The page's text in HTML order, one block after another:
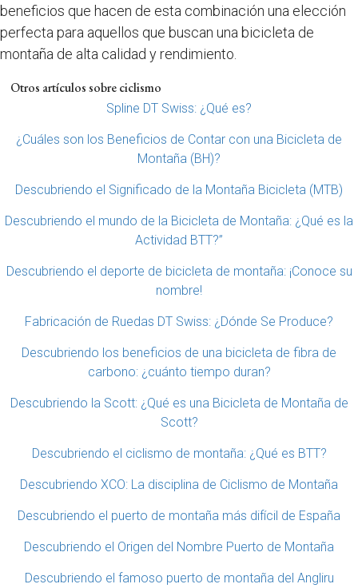
beneficios que hacen de esta combinación una elección
perfecta para aquellos que buscan una bicicleta de
montaña de alta calidad y rendimiento.
Otros artículos sobre ciclismo
Spline DT Swiss: ¿Qué es?
¿Cuáles son los Beneficios de Contar con una Bicicleta de
Montaña (BH)?
Descubriendo el Significado de la Montaña Bicicleta (MTB)
Descubriendo el mundo de la Bicicleta de Montaña: ¿Qué es la
Actividad BTT?”
Descubriendo el deporte de bicicleta de montaña: ¡Conoce su
nombre!
Fabricación de Ruedas DT Swiss: ¿Dónde Se Produce?
Descubriendo los beneficios de una bicicleta de fibra de
carbono: ¿cuánto tiempo duran?
Descubriendo la Scott: ¿Qué es una Bicicleta de Montaña de
Scott?
Descubriendo el ciclismo de montaña: ¿Qué es BTT?
Descubriendo XCO: La disciplina de Ciclismo de Montaña
Descubriendo el puerto de montaña más difícil de España
Descubriendo el Origen del Nombre Puerto de Montaña
Descubriendo el famoso puerto de montaña del Angliru